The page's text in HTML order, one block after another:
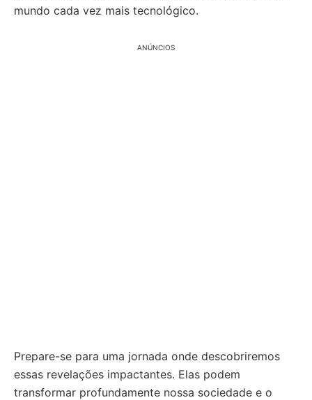
mundo cada vez mais tecnológico.
ANÚNCIOS
Prepare-se para uma jornada onde descobriremos
essas revelações impactantes. Elas podem
transformar profundamente nossa sociedade e o